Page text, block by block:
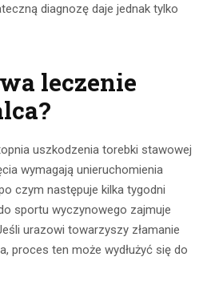
diagnozę daje jednak tylko
leczenie
uszkodzenia torebki stawowej
wymagają unieruchomienia
czym następuje kilka tygodni
sportu wyczynowego zajmuje
urazowi towarzyszy złamanie
proces ten może wydłużyć się do